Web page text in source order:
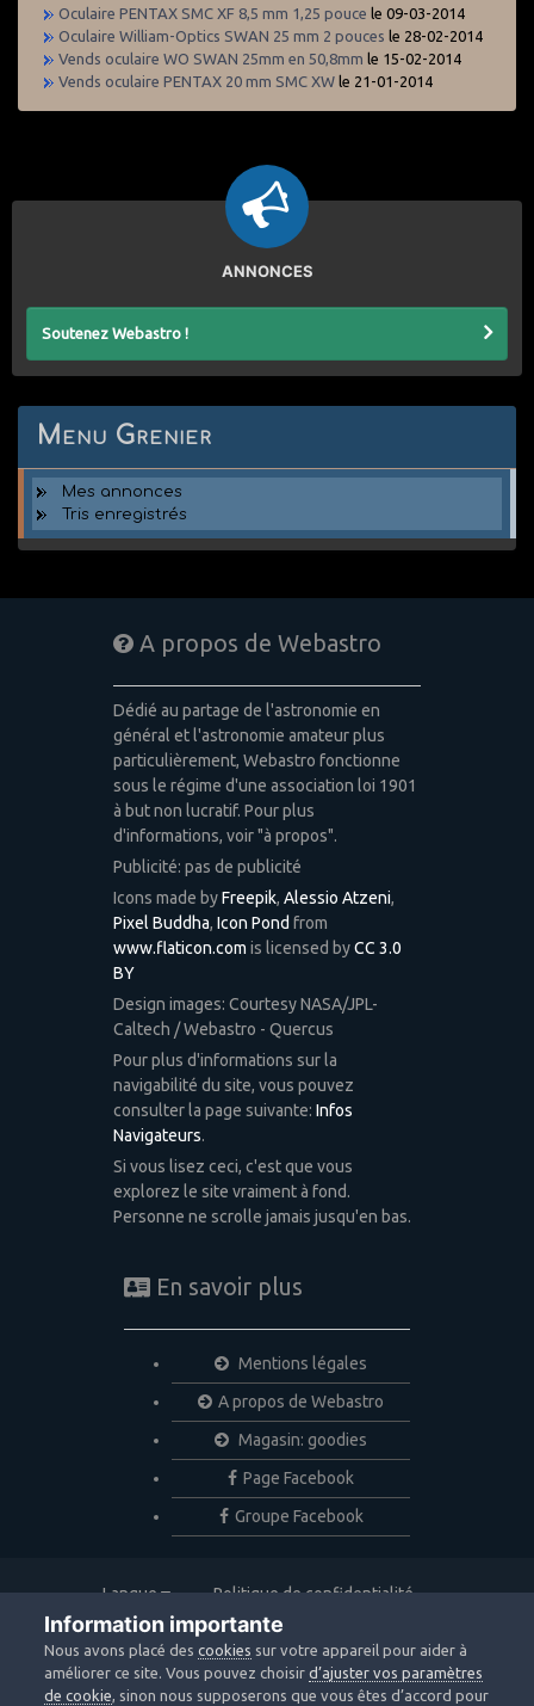
Oculaire PENTAX SMC XF 8,5 mm 1,25 pouce le 09-03-2014
Oculaire William-Optics SWAN 25 mm 2 pouces le 28-02-2014
Vends oculaire WO SWAN 25mm en 50,8mm le 15-02-2014
Vends oculaire PENTAX 20 mm SMC XW le 21-01-2014
ANNONCES
Soutenez Webastro !
Menu Grenier
Mes annonces
Tris enregistrés
A propos de Webastro
Dédié au partage de l'astronomie en
général et l'astronomie amateur plus
particulièrement, Webastro fonctionne
sous le régime d'une association loi 1901
à but non lucratif. Pour plus
d'informations, voir "à propos".
Publicité: pas de publicité
Icons made byFreepik, Alessio Atzeni,
Pixel Buddha, Icon Pond from
www.flaticon.com is licensed byCC 3.0
BY
Design images: Courtesy NASA/JPL-
Caltech / Webastro - Quercus
Pour plus d'informations sur la
navigabilité du site, vous pouvez
consulter la page suivante: Infos
Navigateurs.
Si vous lisez ceci, c'est que vous
explorez le site vraiment à fond.
Personne ne scrolle jamais jusqu'en bas.
En savoir plus
Mentions légales
A propos de Webastro
Magasin: goodies
Page Facebook
Groupe Facebook
Langue
Politique de confidentialité
Nous contacter
Copyright © 2020 Webastro
Powered by Invision Community
Information importante
Nous avons placé descookies sur votre appareil pour aider à
améliorer ce site. Vous pouvez choisird’ajuster vos paramètres
de cookie, sinon nous supposerons que vous êtes d’accord pour